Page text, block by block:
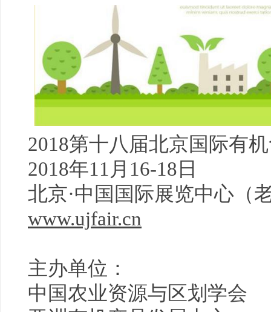
2018第十八届北京国际有
2018年11月16-18日
北京·中国国际展览中心（
www.ujfair.cn
主办单位：
中国农业资源与区划学会